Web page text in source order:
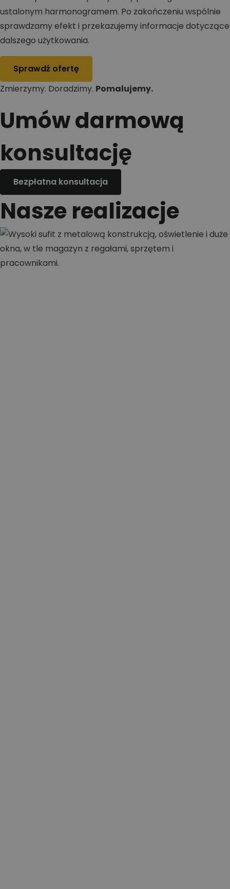
ustalonym harmonogramem. Po zakończeniu wspólnie
sprawdzamy efekt i przekazujemy informacje dotyczące
dalszego użytkowania.
Sprawdź ofertę
Zmierzymy. Doradzimy. Pomalujemy.
Umów darmową
konsultację
Bezpłatna konsultacja
Nasze realizacje